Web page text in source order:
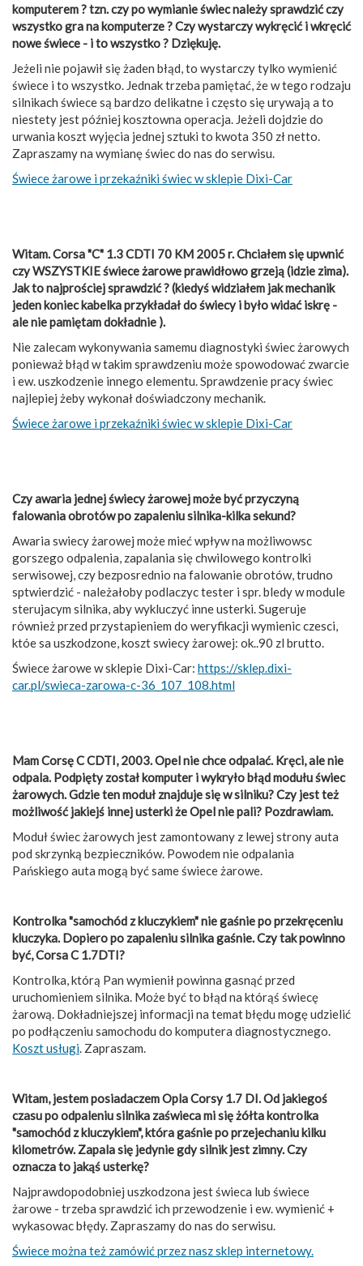
komputerem ? tzn. czy po wymianie świec należy sprawdzić czy
wszystko gra na komputerze ? Czy wystarczy wykręcić i wkręcić
nowe świece - i to wszystko ? Dziękuję.
Jeżeli nie pojawił się żaden błąd, to wystarczy tylko wymienić
świece i to wszystko. Jednak trzeba pamiętać, że w tego rodzaju
silnikach świece są bardzo delikatne i często się urywają a to
niestety jest później kosztowna operacja. Jeżeli dojdzie do
urwania koszt wyjęcia jednej sztuki to kwota 350 zł netto.
Zapraszamy na wymianę świec do nas do serwisu.
Świece żarowe i przekaźniki świec w sklepie Dixi-Car
Witam. Corsa "C" 1.3 CDTI 70 KM 2005 r. Chciałem się upwnić
czy WSZYSTKIE świece żarowe prawidłowo grzeją (idzie zima).
Jak to najprościej sprawdzić ? (kiedyś widziałem jak mechanik
jeden koniec kabelka przykładał do świecy i było widać iskrę -
ale nie pamiętam dokładnie ).
Nie zalecam wykonywania samemu diagnostyki świec żarowych
ponieważ błąd w takim sprawdzeniu może spowodować zwarcie
i ew. uszkodzenie innego elementu. Sprawdzenie pracy świec
najlepiej żeby wykonał doświadczony mechanik.
Świece żarowe i przekaźniki świec w sklepie Dixi-Car
Czy awaria jednej świecy żarowej może być przyczyną
falowania obrotów po zapaleniu silnika-kilka sekund?
Awaria swiecy żarowej może mieć wpływ na możliwowsc
gorszego odpalenia, zapalania się chwilowego kontrolki
serwisowej, czy bezposrednio na falowanie obrotów, trudno
sptwierdzić - należałoby podlaczyc tester i spr. bledy w module
sterujacym silnika, aby wykluczyć inne usterki. Sugeruje
również przed przystapieniem do weryfikacji wymienic czesci,
któe sa uszkodzone, koszt swiecy żarowej: ok..90 zl brutto.
Świece żarowe w sklepie Dixi-Car: https://sklep.dixi-
car.pl/swieca-zarowa-c-36_107_108.html
Mam Corsę C CDTI, 2003. Opel nie chce odpalać. Kręci, ale nie
odpala. Podpięty został komputer i wykryło błąd modułu świec
żarowych. Gdzie ten moduł znajduje się w silniku? Czy jest też
możliwość jakiejś innej usterki że Opel nie pali? Pozdrawiam.
Moduł świec żarowych jest zamontowany z lewej strony auta
pod skrzynką bezpieczników. Powodem nie odpalania
Pańskiego auta mogą być same świece żarowe.
Kontrolka "samochód z kluczykiem" nie gaśnie po przekręceniu
kluczyka. Dopiero po zapaleniu silnika gaśnie. Czy tak powinno
być, Corsa C 1.7DTI?
Kontrolka, którą Pan wymienił powinna gasnąć przed
uruchomieniem silnika. Może być to błąd na którąś świecę
żarową. Dokładniejszej informacji na temat błędu mogę udzielić
po podłączeniu samochodu do komputera diagnostycznego.
Koszt usługi. Zapraszam.
Witam, jestem posiadaczem Opla Corsy 1.7 DI. Od jakiegoś
czasu po odpaleniu silnika zaświeca mi się żółta kontrolka
"samochód z kluczykiem", która gaśnie po przejechaniu kilku
kilometrów. Zapala się jedynie gdy silnik jest zimny. Czy
oznacza to jakąś usterkę?
Najprawdopodobniej uszkodzona jest świeca lub świece
żarowe - trzeba sprawdzić ich przewodzenie i ew. wymienić +
wykasowac błędy. Zapraszamy do nas do serwisu.
Świece można też zamówić przez nasz sklep internetowy.